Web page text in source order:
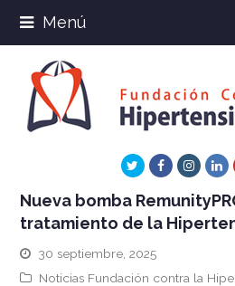
Menú
TwitterFacebook
Nueva bomba
tratamiento de la
30 septiembre, 2025
Noticias Fundación contra la